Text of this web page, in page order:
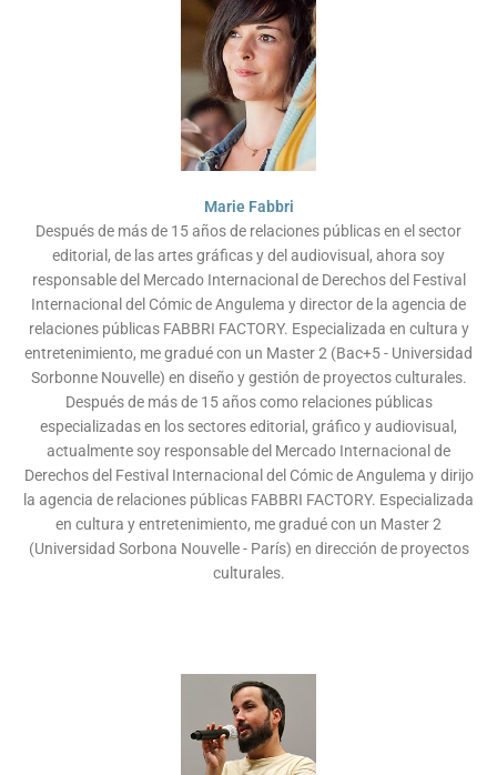
Marie Fabbri
Después de más de 15 años de relaciones públicas en el sector
editorial, de las artes gráficas y del audiovisual, ahora soy
responsable del Mercado Internacional de Derechos del Festival
Internacional del Cómic de Angulema y director de la agencia de
relaciones públicas FABBRI FACTORY. Especializada en cultura y
entretenimiento, me gradué con un Master 2 (Bac+5 - Universidad
Sorbonne Nouvelle) en diseño y gestión de proyectos culturales.
Después de más de 15 años como relaciones públicas
especializadas en los sectores editorial, gráfico y audiovisual,
actualmente soy responsable del Mercado Internacional de
Derechos del Festival Internacional del Cómic de Angulema y dirijo
la agencia de relaciones públicas FABBRI FACTORY. Especializada
en cultura y entretenimiento, me gradué con un Master 2
(Universidad Sorbona Nouvelle - París) en dirección de proyectos
culturales.